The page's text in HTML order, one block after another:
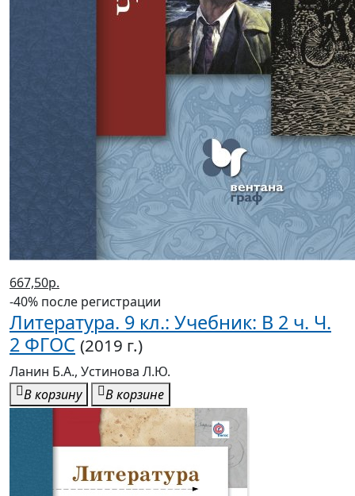
667,50р.
-40% после регистрации
Литература. 9 кл.: Учебник: В 2 ч. Ч.
2 ФГОС (2019 г.)
Ланин Б.А., Устинова Л.Ю.
В корзину
В корзине